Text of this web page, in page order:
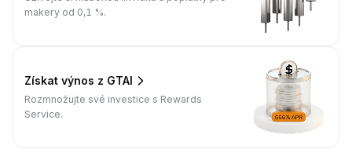
makery od 0,1 %.
Získat výnos z GTAI
Rozmnožujte své investice s Rewards
Service.